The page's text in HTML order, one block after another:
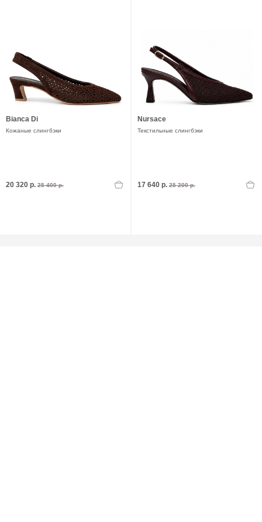
Bianca Di
Кожаные слингбэки
20 320 р. 25 400 р.
Nursace
Текстильные слингбэки
17 640 р. 25 200 р.